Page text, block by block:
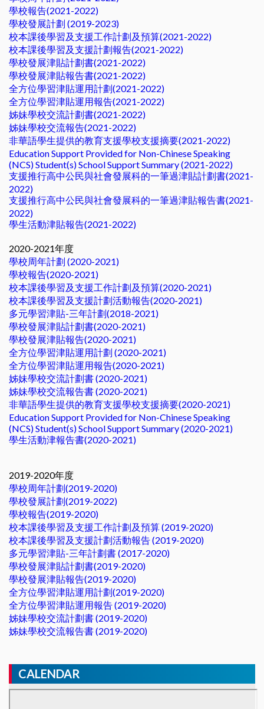
學校報告(2021-2022)
學校發展計劃 (2019-2023)
校本課後學習及支援工作計劃及預算(2021-2022)
校本課後學習及支援計劃報告(2021-2022)
學校發展津貼計劃書(2021-2022)
學校發展津貼報告書(2021-2022)
全方位學習津貼運用計劃(2021-2022)
全方位學習津貼運用報告(2021-2022)
姊妹學校交流計劃書(2021-2022)
姊妹學校交流報告(2021-2022)
非華語學生提供的教育支援學校支援摘要(2021-2022)
Education Support Provided for Non-Chinese Speaking
(NCS) Student(s) School Support Summary (2021-2022)
支援推行高中公民與社會發展科的一筆過津貼計劃書(2021-
2022)
支援推行高中公民與社會發展科的一筆過津貼報告書(2021-
2022)
學生活動津貼報告(2021-2022)
2020-2021年度
學校周年計劃 (2020-2021)
學校報告(2020-2021)
校本課後學習及支援工作計劃及預算(2020-2021)
校本課後學習及支援計劃活動報告(2020-2021)
多元學習津貼-三年計劃(2018-2021)
學校發展津貼計劃書(2020-2021)
學校發展津貼報告(2020-2021)
全方位學習津貼運用計劃 (2020-2021)
全方位學習津貼運用報告(2020-2021)
姊妹學校交流計劃書 (2020-2021)
姊妹學校交流報告書 (2020-2021)
非華語學生提供的教育支援學校支援摘要(2020-2021)
Education Support Provided for Non-Chinese Speaking
(NCS) Student(s) School Support Summary (2020-2021)
學生活動津報告書(2020-2021)
2019-2020年度
學校周年計劃(2019-2020)
學校發展計劃(2019-2022)
學校報告(2019-2020)
校本課後學習及支援工作計劃及預算 (2019-2020)
校本課後學習及支援計劃活動報告 (2019-2020)
多元學習津貼-三年計劃書 (2017-2020)
學校發展津貼計劃書(2019-2020)
學校發展津貼報告(2019-2020)
全方位學習津貼運用計劃(2019-2020)
全方位學習津貼運用報告 (2019-2020)
姊妹學校交流計劃書 (2019-2020)
姊妹學校交流報告書 (2019-2020)
CALENDAR